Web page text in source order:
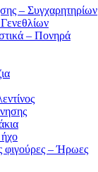
– Συγχαρητηρίων
– Πονηρά
φιγούρες – Ήρωες